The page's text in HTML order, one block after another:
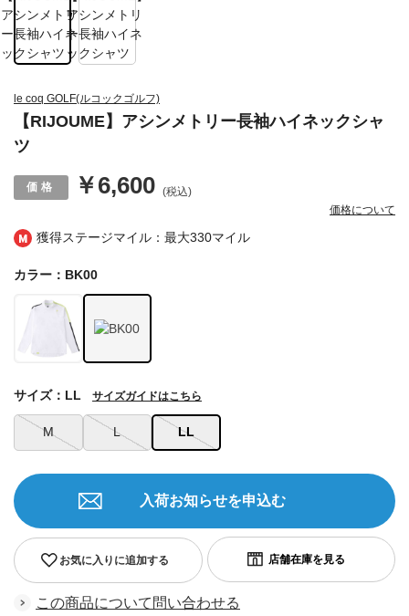
獲得ステージマイル：最大330マイル
le coq GOLF(ルコックゴルフ)
【RIJOUME】アシンメトリー長袖ハイネックシャ
ツ
￥6,600 (税込)
価格について
カラー：BK00
M L LL
サイズ：LL サイズガイドはこちら
お気に入りに追加する
入荷お知らせを申込む
この商品について問い合わせる